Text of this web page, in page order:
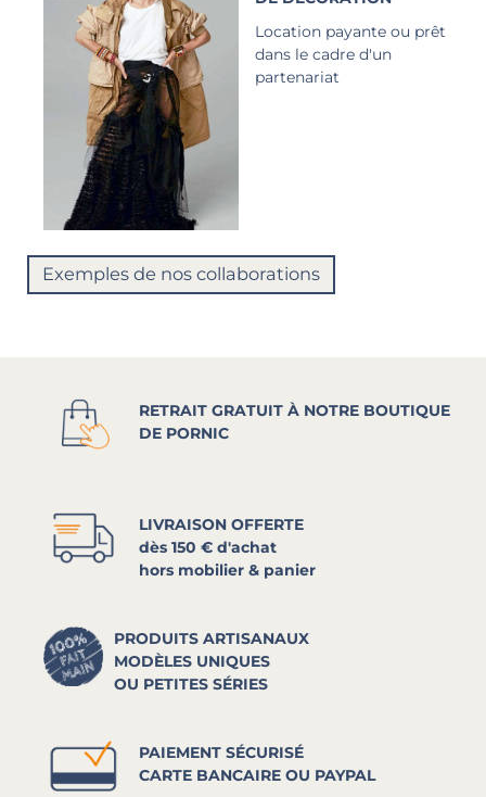
Location payante ou prêt
dans le cadre d'un
partenariat
Exemples de nos collaborations
RETRAIT GRATUIT À NOTRE BOUTIQUE
DE PORNIC
LIVRAISON OFFERTE
dès 150 € d'achat
hors mobilier & panier
PRODUITS ARTISANAUX
MODÈLES UNIQUES
OU PETITES SÉRIES
PAIEMENT SÉCURISÉ
CARTE BANCAIRE OU PAYPAL